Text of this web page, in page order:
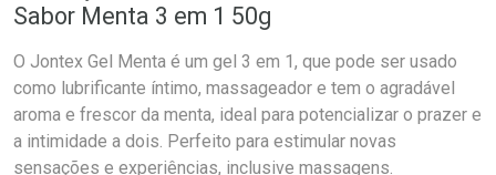
Sabor Menta 3 em 1 50g
O Jontex Gel Menta é um gel 3 em 1, que pode ser usado
como lubrificante íntimo, massageador e tem o agradável
aroma e frescor da menta, ideal para potencializar o prazer e
a intimidade a dois. Perfeito para estimular novas
sensações e experiências, inclusive massagens.